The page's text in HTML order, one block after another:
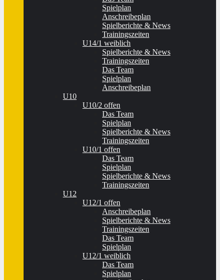
Spielplan
Anschreibeplan
Spielberichte & News
Trainingszeiten
U14/1 weiblich
Spielberichte & News
Trainingszeiten
Das Team
Spielplan
Anschreibeplan
U10
U10/2 offen
Das Team
Spielplan
Spielberichte & News
Trainingszeiten
U10/1 offen
Das Team
Spielplan
Spielberichte & News
Trainingszeiten
U12
U12/1 offen
Anschreibeplan
Spielberichte & News
Trainingszeiten
Das Team
Spielplan
U12/1 weiblich
Das Team
Spielplan